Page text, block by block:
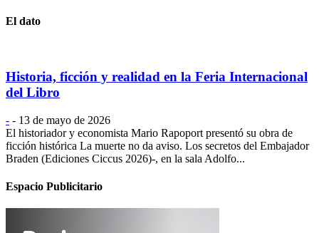
El dato
Historia, ficción y realidad en la Feria Internacional
del Libro
- - 13 de mayo de 2026
El historiador y economista Mario Rapoport presentó su obra de
ficción histórica La muerte no da aviso. Los secretos del Embajador
Braden (Ediciones Ciccus 2026)-, en la sala Adolfo...
Espacio Publicitario